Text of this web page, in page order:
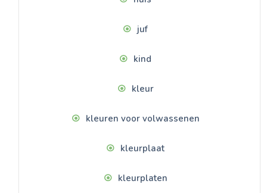
juf
kind
kleur
kleuren voor volwassenen
kleurplaat
kleurplaten